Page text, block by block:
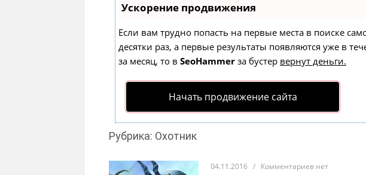
Ускорение продвижения
Если вам трудно попасть на первые места в поиске
десятки раз, а первые результаты появляются уже в
за месяц, то в SeoHammer за бустер вернут деньги.
Начать продвижение сайта
Рубрика: Охотник
04.11.2016 / Комментариев нет